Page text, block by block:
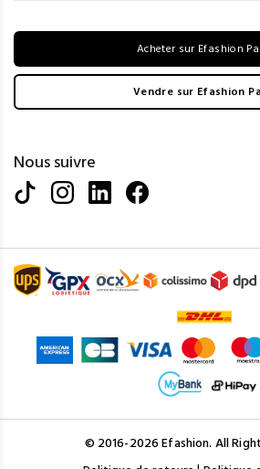
Acheter sur Efashion
Vendre sur Efashion
Nous suivre
© 2016-2026 Efashion. All